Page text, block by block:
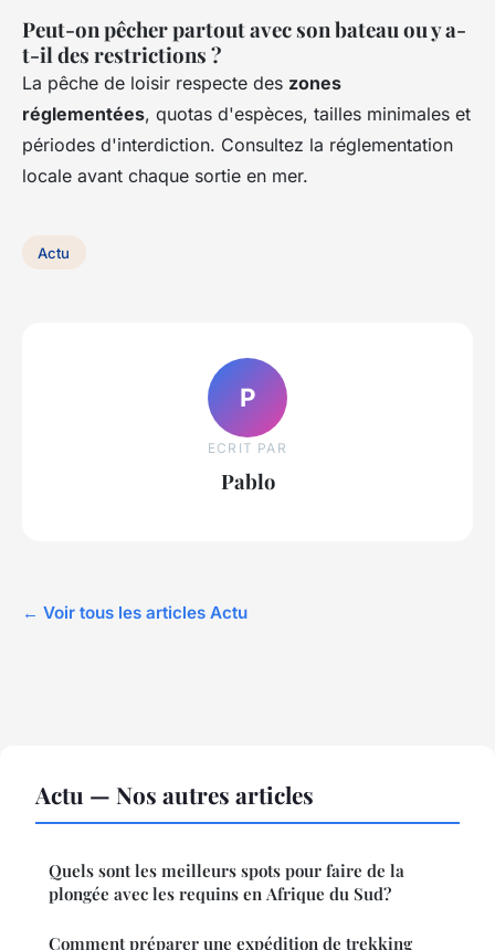
Peut-on pêcher partout avec son bateau ou y a-
t-il des restrictions ?
La pêche de loisir respecte des zones
réglementées, quotas d'espèces, tailles minimales et
périodes d'interdiction. Consultez la réglementation
locale avant chaque sortie en mer.
Actu
P
ECRIT PAR
Pablo
← Voir tous les articles Actu
Actu — Nos autres articles
Quels sont les meilleurs spots pour faire de la
plongée avec les requins en Afrique du Sud?
Comment préparer une expédition de trekking